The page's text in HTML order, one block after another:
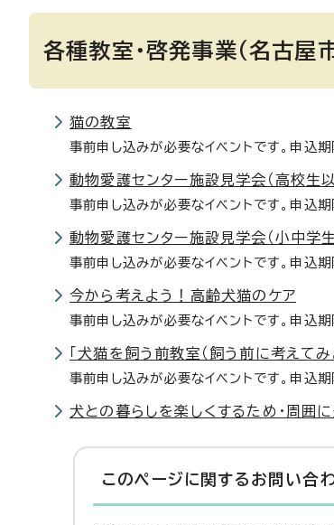
各種教室・啓発事業（名古屋
猫の教室
事前申し込みが必要なイベントです。申込
動物愛護センター施設見学会（高校生
事前申し込みが必要なイベントです。申込
動物愛護センター施設見学会（小中学
事前申し込みが必要なイベントです。申込
今から考えよう！高齢犬猫のケア
事前申し込みが必要なイベントです。申込
「犬猫を飼う前教室（飼う前に考えて
事前申し込みが必要なイベントです。申込
犬との暮らしを楽しくするため・周囲
このページに関する お問い合